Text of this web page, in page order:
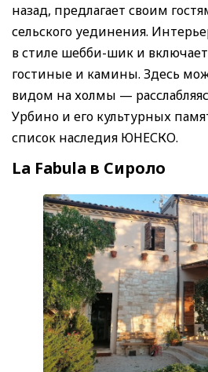
назад, предлагает своим
сельского уединения.
в стиле шебби-шик и
гостиные и камины. Здесь
видом на холмы —
Урбино и его культурных
список наследия ЮНЕСКО.
La Fabula в Сироло